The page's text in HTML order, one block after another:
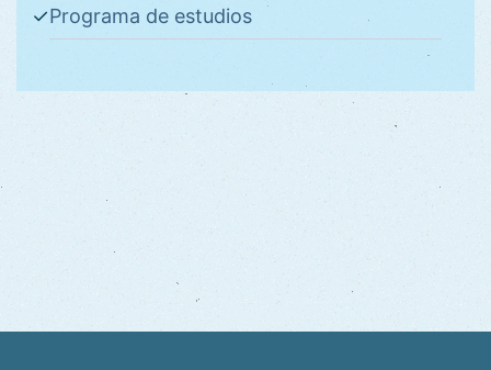
Programa de estudios